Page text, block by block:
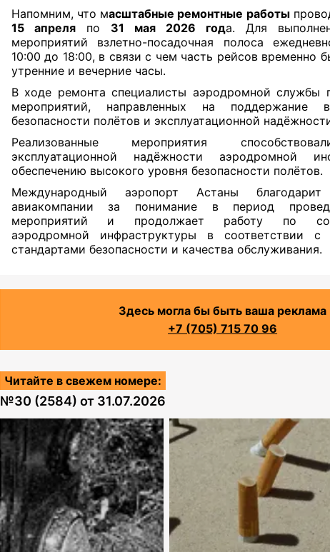
Напомним, что масштабные ремонтные работы
15 апреляпо 31 мая 2026 года. Для
мероприятий взлетно-посадочная полоса
10:00 до 18:00, в связи с чем часть рейсов временно
утренние и вечерние часы.
В ходе ремонта специалисты аэродромной службы
мероприятий, направленных на поддержание
безопасности полётов и эксплуатационной
Реализованные мероприятия
эксплуатационной надёжности аэродромной
обеспечению высокого уровня безопасности полётов.
Международный аэропорт Астаны
авиакомпании за понимание в период
мероприятий и продолжает работу по
аэродромной инфраструктуры в соответствии с
стандартами безопасности и качества обслуживания.
Здесь могла бы быть ваша реклама
+7 (705) 715 70 96
Читайте в свежем номере:
№30 (2584) от 31.07.2026